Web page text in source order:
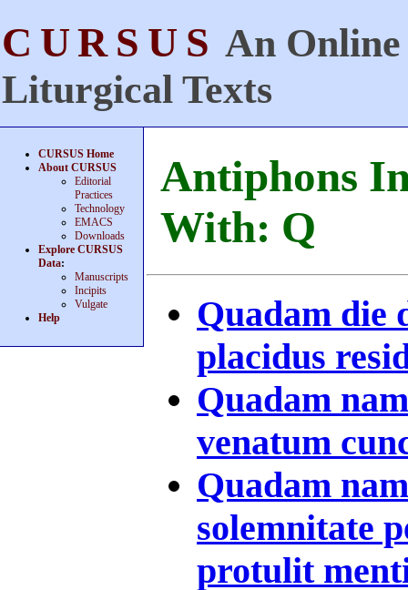
CURSUS An Online
Liturgical Texts
CURSUS Home
About CURSUS
Editorial
Practices
Technology
EMACS
Downloads
Explore CURSUS
Data:
Manuscripts
Incipits
Vulgate
Help
Antiphons
With: Q
Quadam die
placidus
Quadam
venatum
Quadam
solemnitate
protulit